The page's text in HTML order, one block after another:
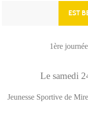
EST
1ère journée
Le samedi
Jeunesse Sportive de